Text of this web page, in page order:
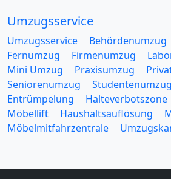
Umzugsservice
Umzugsservice Behördenumzug
Fernumzug
Firmenumzug
Mini Umzug
Praxisumzug
Seniorenumzug
Studentenumzug
Entrümpelung
Halteverbotszone
Möbellift
Haushaltsauflösung
Möbelmitfahrzentrale